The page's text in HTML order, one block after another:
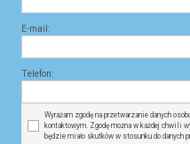
E-mail:
Telefon:
Wyrażam zgodę na przetwarzanie danych
kontaktowym. Zgodę można w każdej chwili
będzie miało skutków w stosunku do danych